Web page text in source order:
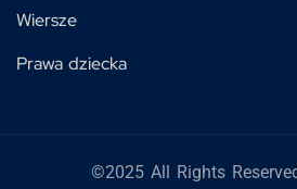
Wiersze
Prawa dziecka
©2025 All Rights